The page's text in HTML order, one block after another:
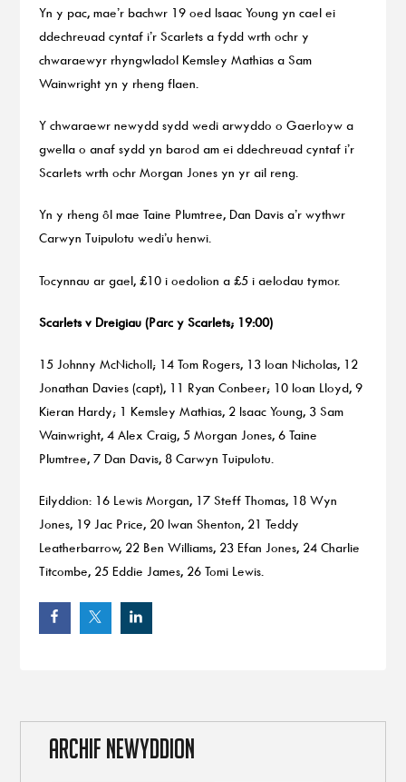
Yn y pac, mae’r bachwr 19 oed Isaac Young yn cael ei
ddechreuad cyntaf i’r Scarlets a fydd wrth ochr y
chwaraewyr rhyngwladol Kemsley Mathias a Sam
Wainwright yn y rheng flaen.
Y chwaraewr newydd sydd wedi arwyddo o Gaerloyw a
gwella o anaf sydd yn barod am ei ddechreuad cyntaf i’r
Scarlets wrth ochr Morgan Jones yn yr ail reng.
Yn y rheng ôl mae Taine Plumtree, Dan Davis a’r wythwr
Carwyn Tuipulotu wedi’u henwi.
Tocynnau ar gael, £10 i oedolion a £5 i aelodau tymor.
Scarlets v Dreigiau (Parc y Scarlets; 19:00)
15 Johnny McNicholl; 14 Tom Rogers, 13 Ioan Nicholas, 12
Jonathan Davies (capt), 11 Ryan Conbeer; 10 Ioan Lloyd, 9
Kieran Hardy; 1 Kemsley Mathias, 2 Isaac Young, 3 Sam
Wainwright, 4 Alex Craig, 5 Morgan Jones, 6 Taine
Plumtree, 7 Dan Davis, 8 Carwyn Tuipulotu.
Eilyddion: 16 Lewis Morgan, 17 Steff Thomas, 18 Wyn
Jones, 19 Jac Price, 20 Iwan Shenton, 21 Teddy
Leatherbarrow, 22 Ben Williams, 23 Efan Jones, 24 Charlie
Titcombe, 25 Eddie James, 26 Tomi Lewis.
ARCHIF NEWYDDION